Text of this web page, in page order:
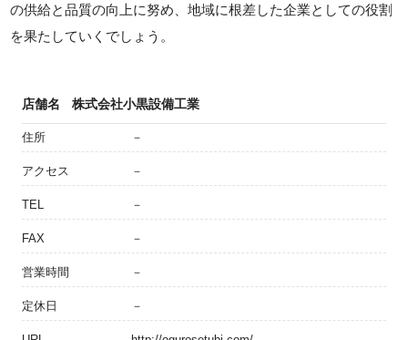
の供給と品質の向上に努め、地域に根差した企業としての役割
を果たしていくでしょう。
店舗名 株式会社小黒設備工業
住所 －
アクセス －
TEL －
FAX －
営業時間 －
定休日 －